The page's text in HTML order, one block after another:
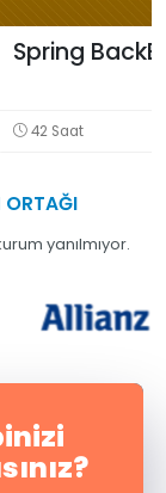
Spring
42 Saat
yanılmıyor.